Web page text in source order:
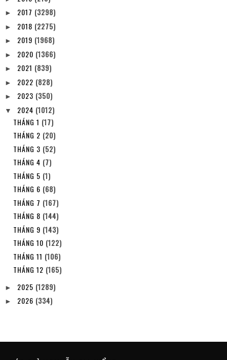
► 2017 (3298)
► 2018 (2275)
► 2019 (1968)
► 2020 (1366)
► 2021 (839)
► 2022 (828)
► 2023 (350)
▼ 2024 (1012)
THÁNG 1 (17)
THÁNG 2 (20)
THÁNG 3 (52)
THÁNG 4 (7)
THÁNG 5 (1)
THÁNG 6 (68)
THÁNG 7 (167)
THÁNG 8 (144)
THÁNG 9 (143)
THÁNG 10 (122)
THÁNG 11 (106)
THÁNG 12 (165)
► 2025 (1289)
► 2026 (334)